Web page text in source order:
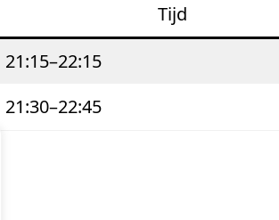
Tijd
21:15–22:15
21:30–22:45